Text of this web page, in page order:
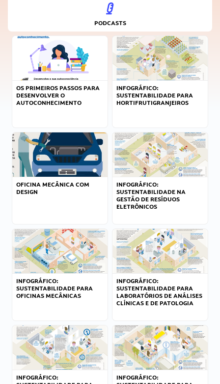
PODCASTS
OS PRIMEIROS PASSOS PARA
DESENVOLVER O
AUTOCONHECIMENTO
INFOGRÁFICO:
SUSTENTABILIDADE PARA
HORTIFRUTIGRANJEIROS
OFICINA MECÂNICA COM
DESIGN
INFOGRÁFICO:
SUSTENTABILIDADE NA
GESTÃO DE RESÍDUOS
ELETRÔNICOS
INFOGRÁFICO:
SUSTENTABILIDADE PARA
OFICINAS MECÂNICAS
INFOGRÁFICO:
SUSTENTABILIDADE PARA
LABORATÓRIOS DE ANÁLISES
CLÍNICAS E DE PATOLOGIA
INFOGRÁFICO:
INFOGRÁFICO: